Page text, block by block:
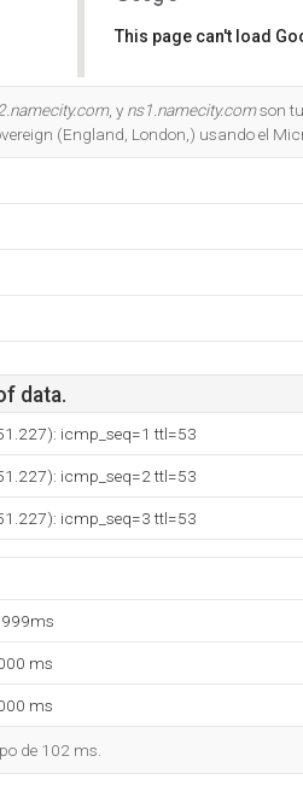
This page can't load
, y ns1.namecity.comson
(England, London,) usando el
data.
icmp_seq=1 ttl=53
icmp_seq=2 ttl=53
icmp_seq=3 ttl=53
ms
ms
de 102 ms.